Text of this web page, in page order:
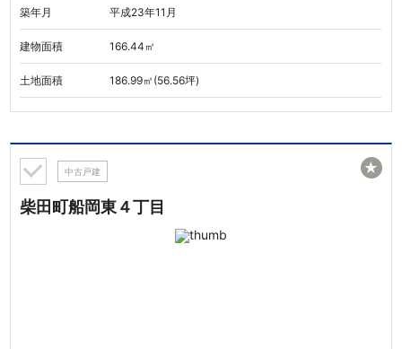
築年月 平成23年11月
建物面積 166.44㎡
土地面積 186.99㎡(56.56坪)
中古戸建
柴田町船岡東４丁目
★